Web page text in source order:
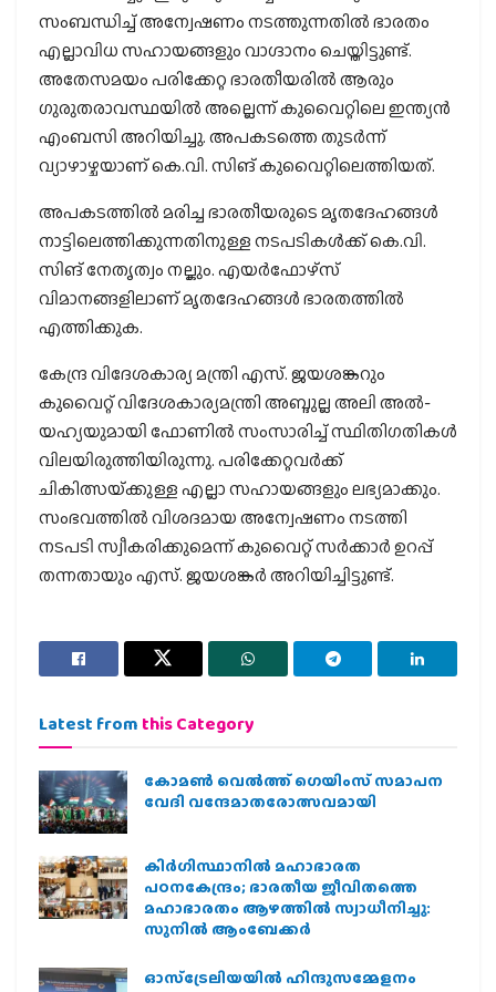
സംബന്ധിച്ച് അന്വേഷണം നടത്തുന്നതില്‍ ഭാരതം
എല്ലാവിധ സഹായങ്ങളും വാഗ്ദാനം ചെയ്തിട്ടുണ്ട്.
അതേസമയം പരിക്കേറ്റ ഭാരതീയരില്‍ ആരും
ഗുരുതരാവസ്ഥയില്‍ അല്ലെന്ന് കുവൈറ്റിലെ ഇന്ത്യന്‍
എംബസി അറിയിച്ചു. അപകടത്തെ തുടര്‍ന്ന്
വ്യാഴാഴ്ചയാണ് കെ.വി. സിങ് കുവൈറ്റിലെത്തിയത്.
അപകടത്തില്‍ മരിച്ച ഭാരതീയരുടെ മൃതദേഹങ്ങള്‍
നാട്ടിലെത്തിക്കുന്നതിനുള്ള നടപടികള്‍ക്ക് കെ.വി.
സിങ് നേതൃത്വം നല്കും. എയര്‍ഫോഴ്‌സ്
വിമാനങ്ങളിലാണ് മൃതദേഹങ്ങള്‍ ഭാരതത്തില്‍
എത്തിക്കുക.
കേന്ദ്ര വിദേശകാര്യ മന്ത്രി എസ്. ജയശങ്കറും
കുവൈറ്റ് വിദേശകാര്യമന്ത്രി അബ്ദുല്ല അലി അല്‍-
യഹ്യയുമായി ഫോണില്‍ സംസാരിച്ച് സ്ഥിതിഗതികള്‍
വിലയിരുത്തിയിരുന്നു. പരിക്കേറ്റവര്‍ക്ക്
ചികിത്സയ്‌ക്കുള്ള എല്ലാ സഹായങ്ങളും ലഭ്യമാക്കും.
സംഭവത്തില്‍ വിശദമായ അന്വേഷണം നടത്തി
നടപടി സ്വീകരിക്കുമെന്ന് കുവൈറ്റ് സര്‍ക്കാര്‍ ഉറപ്പ്
തന്നതായും എസ്. ജയശങ്കര്‍ അറിയിച്ചിട്ടുണ്ട്.
Latest from this Category
കോമൺ വെൽത്ത് ഗെയിംസ് സമാപന
വേദി വന്ദേമാതരോത്സവമായി
കിര്‍ഗിസ്ഥാനില്‍ മഹാഭാരത
പഠനകേന്ദ്രം; ഭാരതീയ ജീവിതത്തെ
മഹാഭാരതം ആഴത്തില്‍ സ്വാധീനിച്ചു:
സുനില്‍ ആംബേക്കര്‍
ഓസ്‌ട്രേലിയയില്‍ ഹിന്ദുസമ്മേളനം